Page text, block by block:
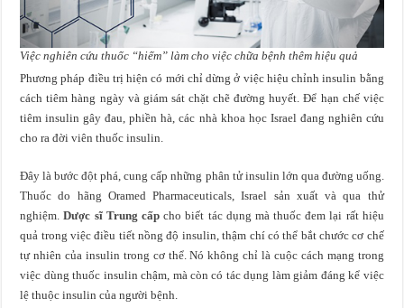
Việc nghiên cứu thuốc “hiếm” làm cho việc chữa bệnh thêm hiệu quả
Phương pháp điều trị hiện có mới chỉ dừng ở việc hiệu chỉnh insulin bằng
cách tiêm hàng ngày và giám sát chặt chẽ đường huyết. Để hạn chế việc
tiêm insulin gây đau, phiền hà, các nhà khoa học Israel đang nghiên cứu
cho ra đời viên thuốc insulin.
Đây là bước đột phá, cung cấp những phân tử insulin lớn qua đường uống.
Thuốc do hãng Oramed Pharmaceuticals, Israel sản xuất và qua thử
nghiệm.Dược sĩ Trung cấpcho biết tác dụng mà thuốc đem lại rất hiệu
quả trong việc điều tiết nồng độ insulin, thậm chí có thể bắt chước cơ chế
tự nhiên của insulin trong cơ thể. Nó không chỉ là cuộc cách mạng trong
việc dùng thuốc insulin chậm, mà còn có tác dụng làm giảm đáng kể việc
lệ thuộc insulin của người bệnh.